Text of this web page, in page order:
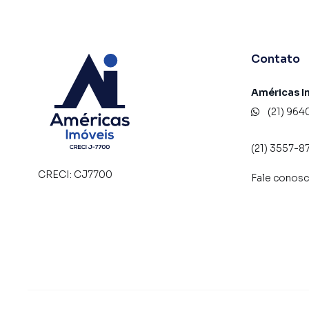
CJ//7700
CRECI: CJ7700
Contato
Américas
(21)
(21) 3557-
Fale